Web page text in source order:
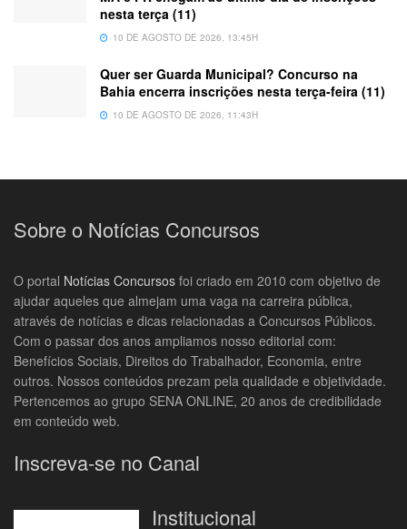
nesta terça (11)
10 DE AGOSTO DE 2026, 13:45H
Quer ser Guarda Municipal? Concurso na
Bahia encerra inscrições nesta terça-feira (11)
10 DE AGOSTO DE 2026, 11:43H
Sobre o Notícias Concursos
O portal Notícias Concursos foi criado em 2010 com objetivo de
ajudar aqueles que almejam uma vaga na carreira pública,
através de notícias e dicas relacionadas a Concursos Públicos.
Com o passar dos anos ampliamos nosso editorial com:
Benefícios Sociais, Direitos do Trabalhador, Economia, entre
outros. Nossos conteúdos prezam pela qualidade e objetividade.
Pertencemos ao grupo SENA ONLINE, 20 anos de credibilidade
em conteúdo web.
Inscreva-se no Canal
Institucional